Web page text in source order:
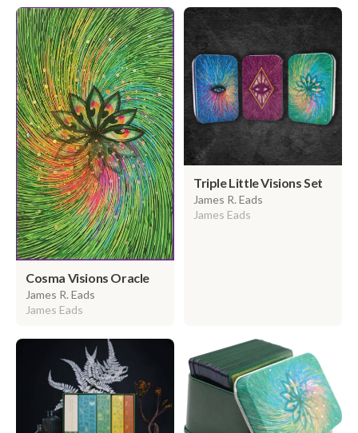
Cosma Visions Oracle
James R. Eads
James Eads
Triple Little Visions Set
James R. Eads
James Eads